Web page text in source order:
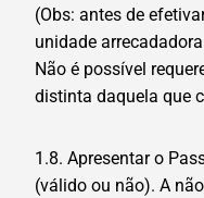
(Obs: antes de
unidade
Não é possível
distinta daquela que
1.8. Apresentar o
(válido ou não). A